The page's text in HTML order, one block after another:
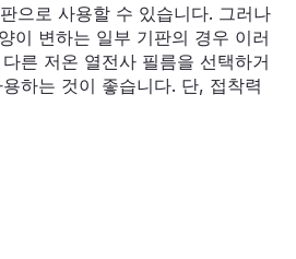
으로 사용할 수 있습니다. 그러나
이 변하는 일부 기판의 경우 이러
른 저온 열전사 필름을 선택하거
하는 것이 좋습니다. 단, 접착력